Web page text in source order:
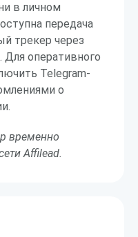
в личном
передача
трекер через
Для оперативного
Telegram-
о
временно
Affilead.